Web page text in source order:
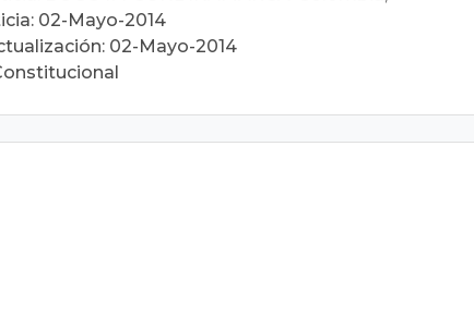
02-Mayo-2014
02-Mayo-2014